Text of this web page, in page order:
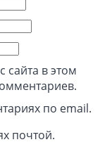
сайта в этом
по email.
почтой.